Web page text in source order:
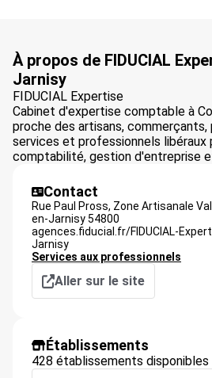
À propos de FIDUCIAL
Jarnisy
FIDUCIAL Expertise
Cabinet d'expertise comptable à
proche des artisans,
services et professionnels libéraux
comptabilité, gestion d'entreprise
Contact
Rue Paul Pross, Zone Artisanale
en-Jarnisy54800
agences.fiducial.fr/FIDUCIAL-
Jarnisy
Services aux professionnels
Aller sur le site
Établissements
428 établissements disponibles